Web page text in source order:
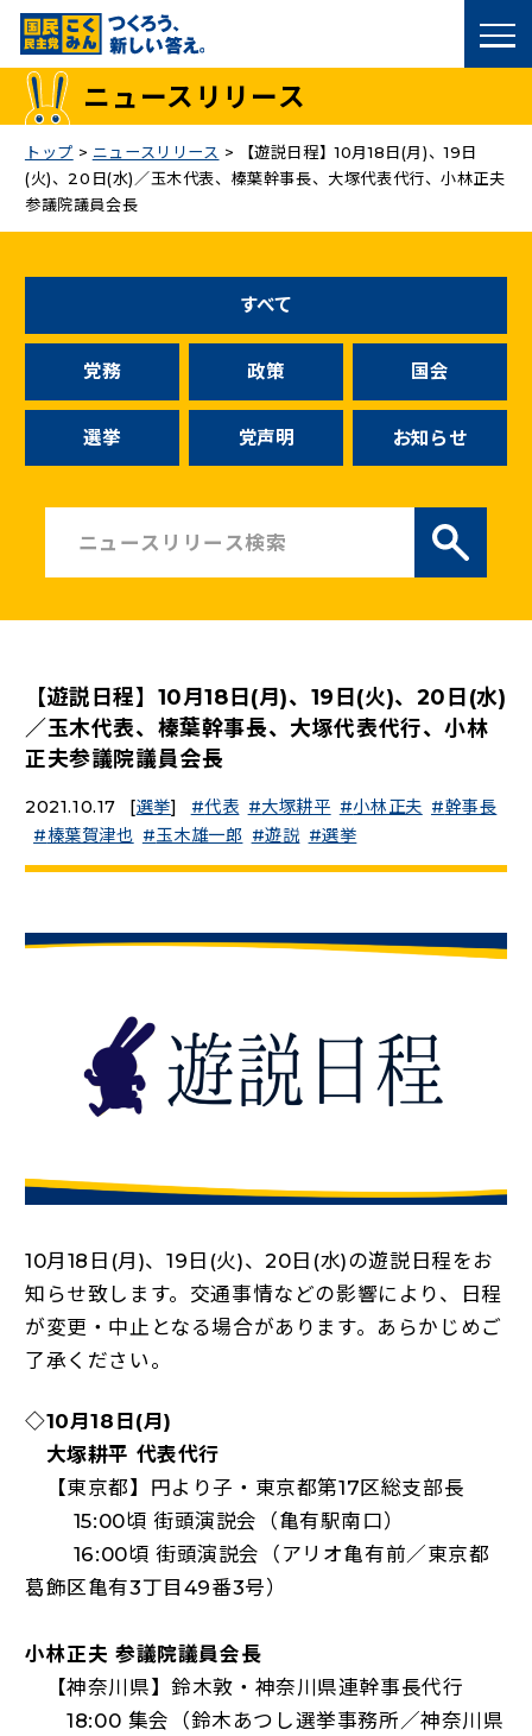
国民民主党トップ
議員
候補者公募
こくみん政治塾
党基本情報
参加・サポート
TEAMこくみんうさぎ （新しいタブで開く）
こくみんオンラインスクール（新しいタブで開く）
特定商取引法に基づく表記
ニュースリリース
トップ > ニュースリリース >
【遊説日程】10月18日(月)、19日
(火)、20日(水)／玉木代表、榛葉幹事長、大塚代表代行、小林正夫
参議院議員会長
すべて
党務 政策 国会
選挙 党声明 お知らせ
【遊説日程】10月18日(月)、19日(火)、20日(水)
／玉木代表、榛葉幹事長、大塚代表代行、小林
正夫参議院議員会長
2021.10.17 [選挙] 代表 大塚耕平 小林正夫
幹事長
榛葉賀津也
玉木雄一郎 遊説 選挙
10月18日(月)、19日(火)、20日(水)の遊説日程をお
知らせ致します。交通事情などの影響により、日程
が変更・中止となる場合があります。あらかじめご
了承ください。
◇10月18日(月)
大塚耕平 代表代行
【東京都】円より子・東京都第17区総支部長
15:00頃 街頭演説会（亀有駅南口）
16:00頃 街頭演説会（アリオ亀有前／東京都
葛飾区亀有3丁目49番3号）
小林正夫 参議院議員会長
【神奈川県】鈴木敦・神奈川県連幹事長代行
18:00 集会（鈴木あつし選挙事務所／神奈川県